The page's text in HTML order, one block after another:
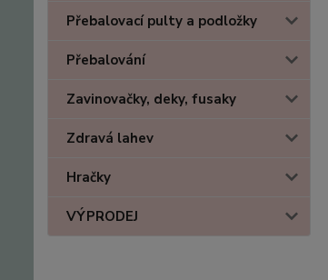
Přebalovací pulty a podložky
Přebalování
Zavinovačky, deky, fusaky
Zdravá lahev
Hračky
VÝPRODEJ